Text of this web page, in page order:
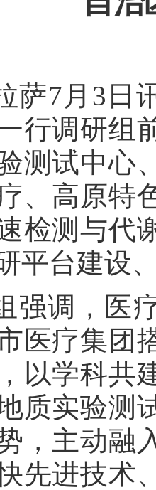
萨7月3日
行调研组
测试中心
、高原特
检测与代
平台建设
强调，医
医疗集团
以学科共
质实验测
，主动融
先进技术